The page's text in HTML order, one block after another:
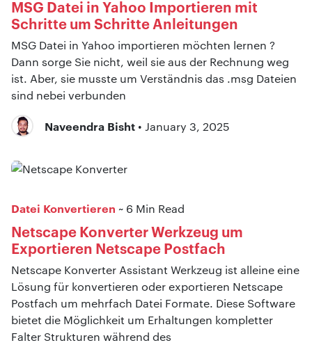
MSG Datei in Yahoo Importieren mit
Schritte um Schritte Anleitungen
MSG Datei in Yahoo importieren möchten lernen ?
Dann sorge Sie nicht, weil sie aus der Rechnung weg
ist. Aber, sie musste um Verständnis das .msg Dateien
sind nebei verbunden
Naveendra Bisht • January 3, 2025
Datei Konvertieren ~ 6 Min Read
Netscape Konverter Werkzeug um
Exportieren Netscape Postfach
Netscape Konverter Assistant Werkzeug ist alleine eine
Lösung für konvertieren oder exportieren Netscape
Postfach um mehrfach Datei Formate. Diese Software
bietet die Möglichkeit um Erhaltungen kompletter
Falter Strukturen während des